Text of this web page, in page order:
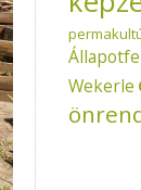
Wekerle